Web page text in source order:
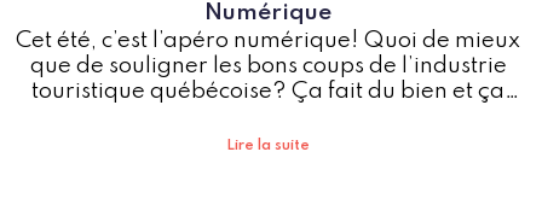
Numérique
Cet été, c’est l’apéro numérique! Quoi de mieux
que de souligner les bons coups de l’industrie
touristique québécoise? Ça fait du bien et ça
pourquoi s’en priver?
Lire la suite